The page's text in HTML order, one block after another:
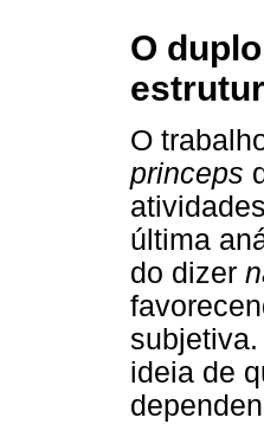
O
O
princeps
última
do dizer
ideia de